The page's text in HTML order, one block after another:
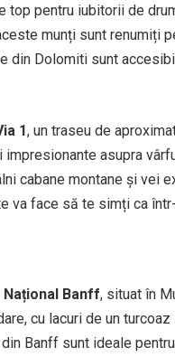
pentru iubitorii de
munți sunt renumiți
din Dolomiti sunt
1, un traseu de
asupra
cabane montane și vei
va face să te simți ca
Național Banff, situat în
cu lacuri de un
Banff sunt ideale